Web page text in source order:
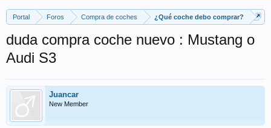
Portal Foros Compra de coches ¿Qué coche debo comprar?
duda compra coche nuevo : Mustang o
Audi S3
Juancar
New Member